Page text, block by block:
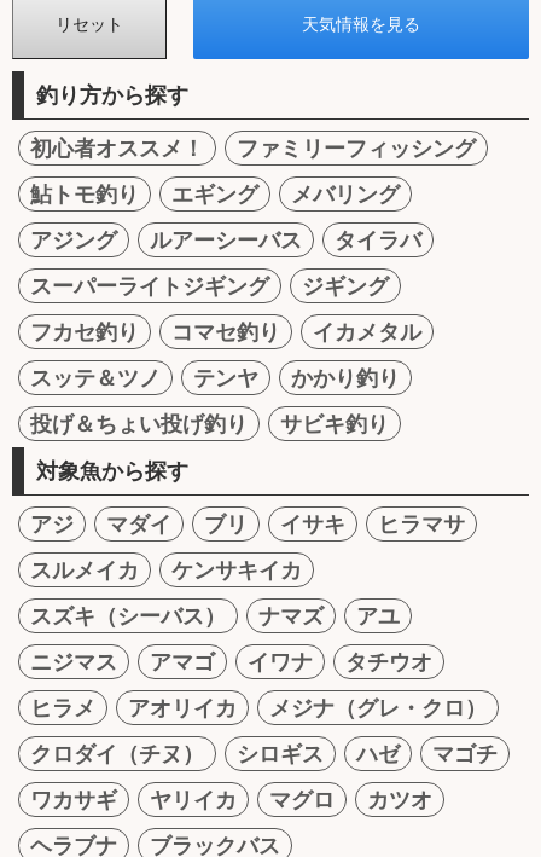
釣り方から探す
初心者オススメ！
ファミリーフィッシング
鮎トモ釣り
エギング
メバリング
アジング
ルアーシーバス
タイラバ
スーパーライトジギング
ジギング
フカセ釣り
コマセ釣り
イカメタル
スッテ＆ツノ
テンヤ
かかり釣り
投げ＆ちょい投げ釣り
サビキ釣り
対象魚から探す
アジ マダイ ブリ イサキ
ヒラマサ
スルメイカ
ケンサキイカ
スズキ（シーバス）
ナマズ
アユ
ニジマス
アマゴ イワナ
タチウオ
ヒラメ
アオリイカ
メジナ（グレ・クロ）
クロダイ（チヌ）
シロギス ハゼ
マゴチ
ワカサギ
ヤリイカ マグロ
カツオ
ヘラブナ
ブラックバス